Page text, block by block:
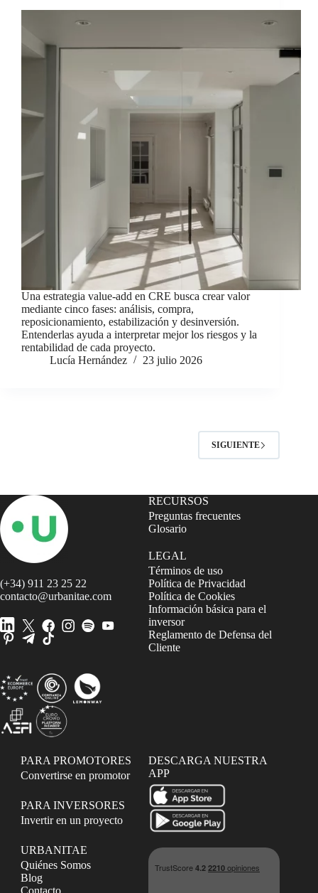
Una estrategia value-add en CRE busca crear valor
mediante cinco fases: análisis, compra,
reposicionamiento, estabilización y desinversión.
Entenderlas ayuda a interpretar mejor los riesgos y la
rentabilidad de cada proyecto.
Lucía Hernández
23 julio 2026
SIGUIENTE
(+34) 911 23 25 22
contacto@urbanitae.com
RECURSOS
Preguntas frecuentes
Glosario
LEGAL
Términos de uso
Política de Privacidad
Política de Cookies
Información básica para el
inversor
Reglamento de Defensa del
Cliente
PARA PROMOTORES
Convertirse en promotor
PARA INVERSORES
Invertir en un proyecto
URBANITAE
Quiénes Somos
Blog
Contacto
DESCARGA NUESTRA
APP